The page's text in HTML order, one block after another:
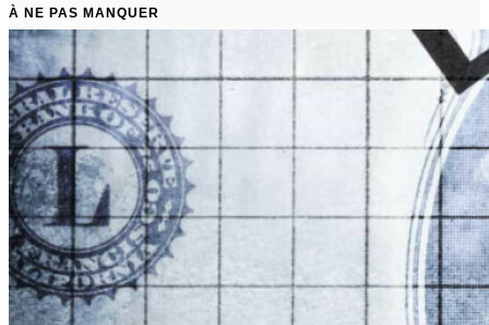
À NE PAS MANQUER